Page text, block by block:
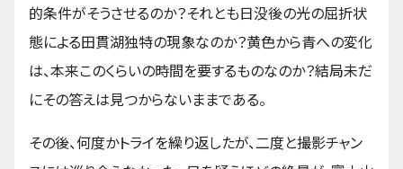
的条件がそうさせるのか？それとも日没後の光の屈折状
態による田貫湖独特の現象なのか？黄色から青への変化
は、本来このくらいの時間を要するものなのか？結局未だ
にその答えは見つからないままである。
その後、何度かトライを繰り返したが、二度と撮影チャン